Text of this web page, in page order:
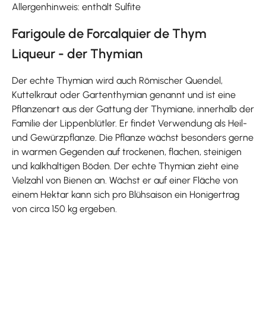
Allergenhinweis: enthält Sulfite
Farigoule de Forcalquier de Thym
Liqueur - der Thymian
Der echte Thymian wird auch Römischer Quendel,
Kuttelkraut oder Gartenthymian genannt und ist eine
Pflanzenart aus der Gattung der Thymiane, innerhalb der
Familie der Lippenblütler. Er findet Verwendung als Heil-
und Gewürzpflanze. Die Pflanze wächst besonders gerne
in warmen Gegenden auf trockenen, flachen, steinigen
und kalkhaltigen Böden. Der echte Thymian zieht eine
Vielzahl von Bienen an. Wächst er auf einer Fläche von
einem Hektar kann sich pro Blühsaison ein Honigertrag
von circa 150 kg ergeben.